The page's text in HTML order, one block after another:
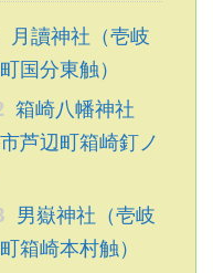
月讀神社（壱岐
国分東触）
箱崎八幡神社
市芦辺町箱崎釘ノ
男嶽神社（壱岐
箱崎本村触）